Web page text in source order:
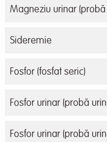
Magneziu urinar
Sideremie
Fosfor (fosfat seric)
Fosfor urinar (probă
Fosfor urinar (probă